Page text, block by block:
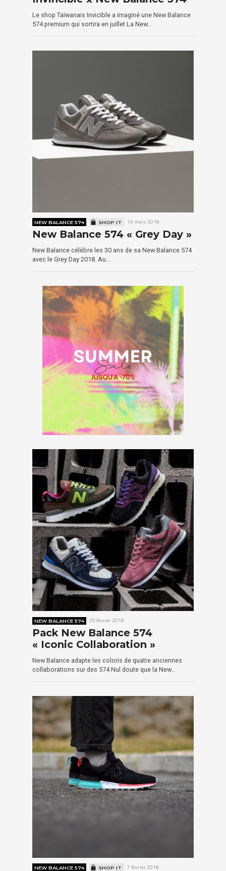
Le shop Taïwanais Invicible a imaginé une New Balance
574 premium qui sortira en juillet La New…
NEW BALANCE 574 SHOP IT 14 mars 2018
New Balance 574 « Grey Day »
New Balance célèbre les 30 ans de sa New Balance 574
avec le Grey Day 2018. Au…
NEW BALANCE 574 20 février 2018
Pack New Balance 574
« Iconic Collaboration »
New Balance adapte les coloris de quatre anciennes
collaborations sur des 574 Nul doute que la New…
NEW BALANCE 574 SHOP IT 7 février 2018